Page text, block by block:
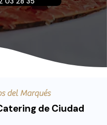
del Marqués
de Ciudad